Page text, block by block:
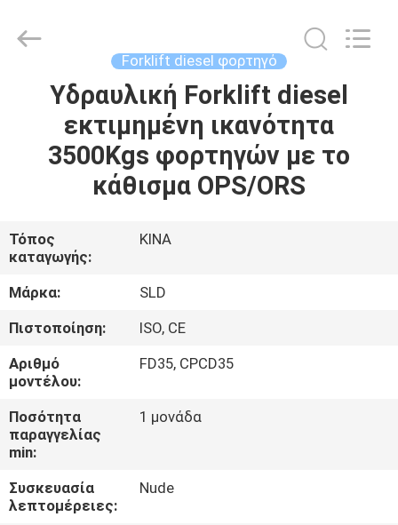
ΣΠΊΤΙ
ΠΡΟΪΌΝΤΑ
ΕΜΕΊΣ
ΓΎΡΟΣ
ΕΡΓΟΣΤΑΣΊΩΝ
ΠΟΙΟΤΙΚΌΣ
ΈΛΕΓΧΟΣ
Forklift diesel φορτηγό
Υδραυλική Forklift diesel
εκτιμημένη ικανότητα
3500Kgs φορτηγών με το
κάθισμα OPS/ORS
Τόπος
καταγωγής:
ΚΙΝΑ
Μάρκα:
SLD
Πιστοποίηση:
ISO, CE
Αριθμό
μοντέλου:
FD35, CPCD35
Ποσότητα
παραγγελίας
min:
1 μονάδα
Συσκευασία
λεπτομέρειες:
Nude